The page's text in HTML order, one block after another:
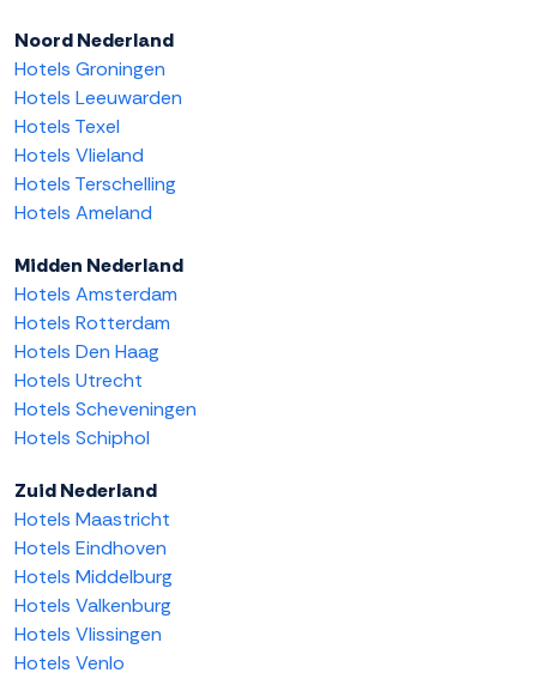
Noord Nederland
Hotels Groningen
Hotels Leeuwarden
Hotels Texel
Hotels Vlieland
Hotels Terschelling
Hotels Ameland
Midden Nederland
Hotels Amsterdam
Hotels Rotterdam
Hotels Den Haag
Hotels Utrecht
Hotels Scheveningen
Hotels Schiphol
Zuid Nederland
Hotels Maastricht
Hotels Eindhoven
Hotels Middelburg
Hotels Valkenburg
Hotels Vlissingen
Hotels Venlo